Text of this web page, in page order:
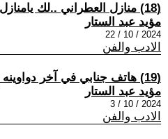
(18) منازل العطراني ..لك يامنازل في القلوب منازل
مؤيد عبد الستار
2024 / 10 / 22
الادب والفن
(19) هاتف جنابي في آخر دواوينه ( ضيف )
مؤيد عبد الستار
2024 / 10 / 3
الادب والفن